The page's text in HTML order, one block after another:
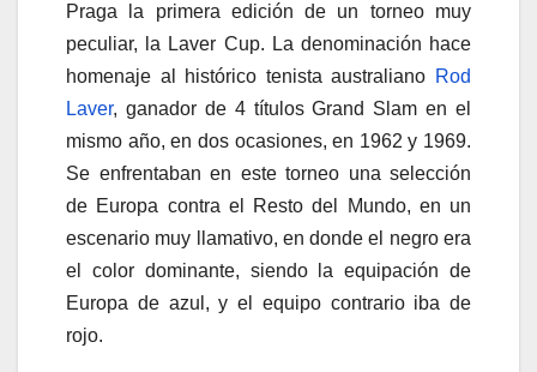
Praga la primera edición de un torneo muy
peculiar, la Laver Cup. La denominación hace
homenaje al histórico tenista australiano Rod
Laver, ganador de 4 títulos Grand Slam en el
mismo año, en dos ocasiones, en 1962 y 1969.
Se enfrentaban en este torneo una selección
de Europa contra el Resto del Mundo, en un
escenario muy llamativo, en donde el negro era
el color dominante, siendo la equipación de
Europa de azul, y el equipo contrario iba de
rojo.